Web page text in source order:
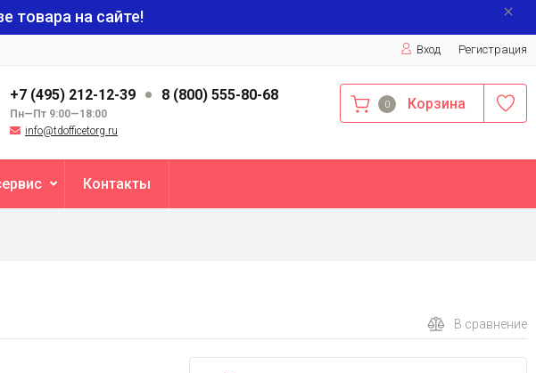
товара на сайте!
Вход Регистрация
+7 (495) 212-12-39 8 (800) 555-80-68
Пн—Пт 9:00—18:00
info@tdofficetorg.ru
0 Корзина
Контакты
В сравнение